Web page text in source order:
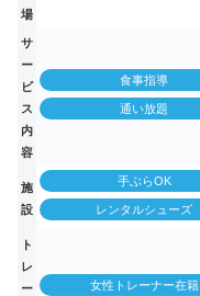
場
サ
ー
ビ
ス
内
容
食事指導
通い放題
施
設
手ぶらOK
レンタルシューズ
ト
レ
ー
女性トレーナー在籍